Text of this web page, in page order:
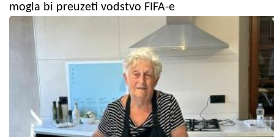
mogla bi preuzeti vodstvo FIFA-e